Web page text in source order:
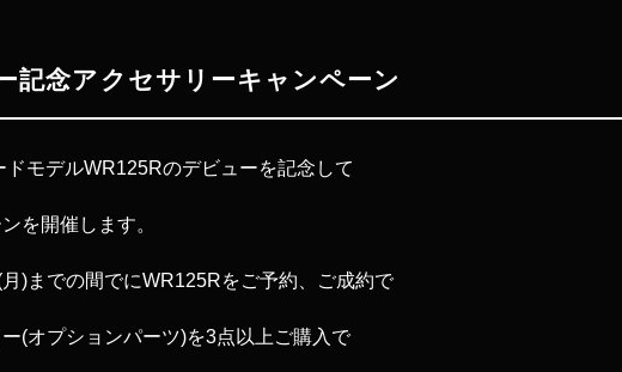
記念アクセサリーキャンペーン
モデルWR125Rのデビューを記念して
を開催します。
)までの間でにWR125Rをご予約、ご成約で
(オプションパーツ)を3点以上ご購入で